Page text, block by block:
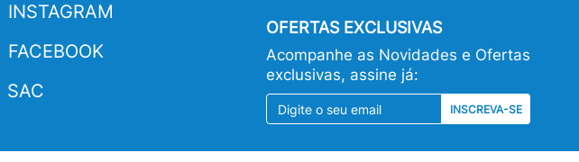
INSTAGRAM
FACEBOOK
SAC
OFERTAS EXCLUSIVAS
Acompanhe as Novidades e Ofertas
exclusivas, assine já:
INSCREVA-SE